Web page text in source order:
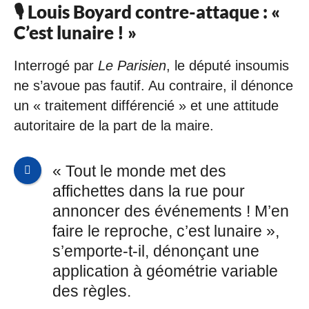
🎙 Louis Boyard contre-attaque : «
C’est lunaire ! »
Interrogé par Le Parisien, le député insoumis
ne s’avoue pas fautif. Au contraire, il dénonce
un « traitement différencié » et une attitude
autoritaire de la part de la maire.
« Tout le monde met des
affichettes dans la rue pour
annoncer des événements ! M’en
faire le reproche, c’est lunaire »,
s’emporte-t-il, dénonçant une
application à géométrie variable
des règles.